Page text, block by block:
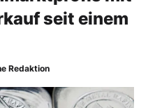
seit einem
Redaktion